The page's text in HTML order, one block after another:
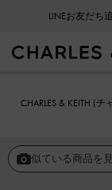
LINEお友だち
CHARLES & KEITH (
似ている商品を